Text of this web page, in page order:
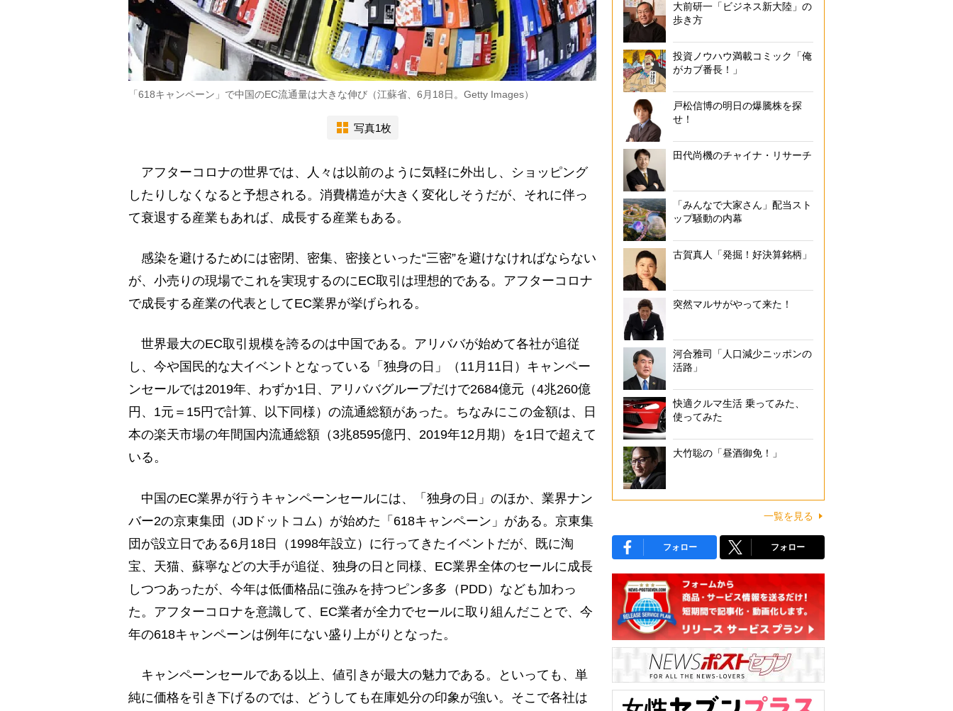
「618キャンペーン」で中国のEC流通量は大きな伸び（江蘇省、6月18日。Getty Images）
写真1枚
アフターコロナの世界では、人々は以前のように気軽に外出し、ショッピング
したりしなくなると予想される。消費構造が大きく変化しそうだが、それに伴っ
て衰退する産業もあれば、成長する産業もある。
感染を避けるためには密閉、密集、密接といった“三密”を避けなければならない
が、小売りの現場でこれを実現するのにEC取引は理想的である。アフターコロナ
で成長する産業の代表としてEC業界が挙げられる。
世界最大のEC取引規模を誇るのは中国である。アリババが始めて各社が追従
し、今や国民的な大イベントとなっている「独身の日」（11月11日）キャンペー
ンセールでは2019年、わずか1日、アリババグループだけで2684億元（4兆260億
円、1元＝15円で計算、以下同様）の流通総額があった。ちなみにこの金額は、日
本の楽天市場の年間国内流通総額（3兆8595億円、2019年12月期）を1日で超えて
いる。
中国のEC業界が行うキャンペーンセールには、「独身の日」のほか、業界ナン
バー2の京東集団（JDドットコム）が始めた「618キャンペーン」がある。京東集
団が設立日である6月18日（1998年設立）に行ってきたイベントだが、既に淘
宝、天猫、蘇寧などの大手が追従、独身の日と同様、EC業界全体のセールに成長
しつつあったが、今年は低価格品に強みを持つピン多多（PDD）なども加わっ
た。アフターコロナを意識して、EC業者が全力でセールに取り組んだことで、今
年の618キャンペーンは例年にない盛り上がりとなった。
キャンペーンセールである以上、値引きが最大の魅力である。といっても、単
純に価格を引き下げるのでは、どうしても在庫処分の印象が強い。そこで各社は
大前研一「ビジネス新大陸」の
歩き方
投資ノウハウ満載コミック「俺
がカブ番長！」
戸松信博の明日の爆騰株を探
せ！
田代尚機のチャイナ・リサーチ
「みんなで大家さん」配当スト
ップ騒動の内幕
古賀真人「発掘！好決算銘柄」
突然マルサがやって来た！
河合雅司「人口減少ニッポンの
活路」
快適クルマ生活 乗ってみた、
使ってみた
大竹聡の「昼酒御免！」
一覧を見る
フォロー フォロー